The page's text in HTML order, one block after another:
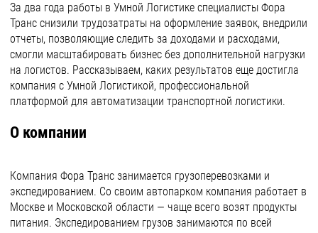
За два года работы в Умной Логистике специалисты Фора
Транс снизили трудозатраты на оформление заявок, внедрили
отчеты, позволяющие следить за доходами и расходами,
смогли масштабировать бизнес без дополнительной нагрузки
на логистов. Рассказываем, каких результатов еще достигла
компания с Умной Логистикой, профессиональной
платформой для автоматизации транспортной логистики.
О компании
Компания Фора Транс занимается грузоперевозками и
экспедированием. Со своим автопарком компания работает в
Москве и Московской области — чаще всего возят продукты
питания. Экспедированием грузов занимаются по всей